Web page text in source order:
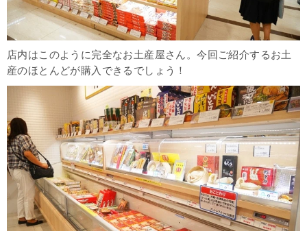
店内はこのように完全なお土産屋さん。今回ご紹介するお土
産のほとんどが購入できるでしょう！